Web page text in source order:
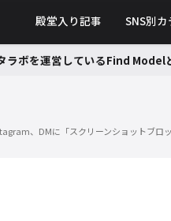
殿堂入り記事 SNS別カ
ラボを運営しているFind Model
、DMに「スクリーンショットブロ